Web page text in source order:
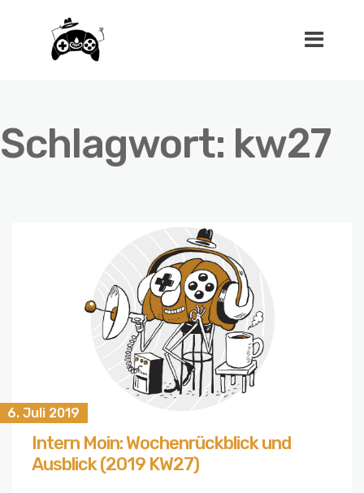
Schlagwort: kw27
6. Juli 2019
Intern Moin: Wochenrückblick und
Ausblick (2019 KW27)